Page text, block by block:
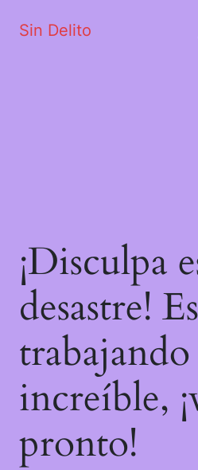
Sin Delito
¡Disculpa
desastre!
increíble,
pronto!